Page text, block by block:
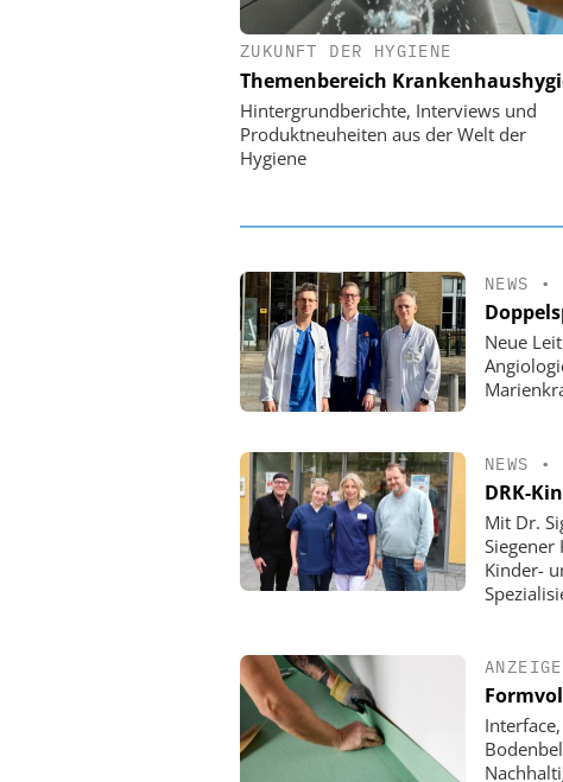
ZUKUNFT DER HYGIENE
Themenbereich
Hintergrundberichte, Interviews und
Produktneuheiten aus der Welt der
Hygiene
EASY SOFTWARE AG
Digitalisierung im
Personalmanagement:
Ordnung zur KI-fähigen
NEWS •
Neue
NEWS •
DRK-
Mit Dr.
Kinder-
ANZEIGE